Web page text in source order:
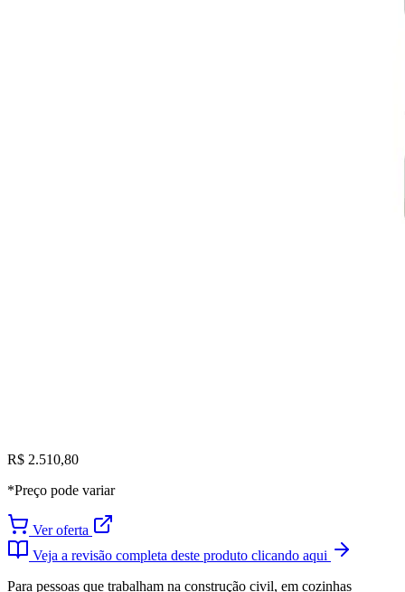
R$ 2.510,80
*Preço pode variar
Ver oferta
Veja a revisão completa deste produto clicando aqui
Para pessoas que trabalham na construção civil, em cozinhas